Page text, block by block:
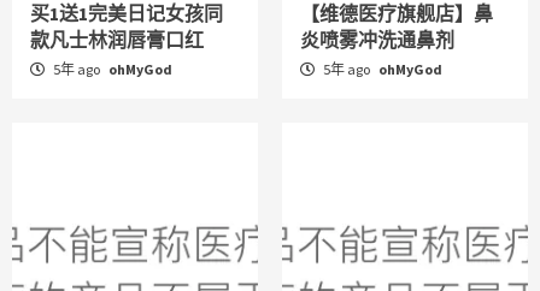
买1送1完美日记女孩同
款凡士林润唇膏口红
5年 ago ohMyGod
【维德医疗旗舰店】鼻
炎喷雾冲洗通鼻剂
5年 ago ohMyGod